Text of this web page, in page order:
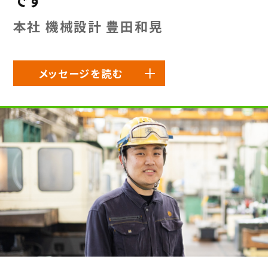
本社 機械設計 豊田和晃
メッセージを読む